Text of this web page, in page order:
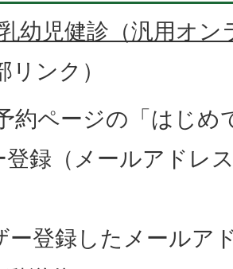
幼児健診（汎用オ
リンク）
約ページの「はじめ
登録（メールアドレ
ー登録したメールア